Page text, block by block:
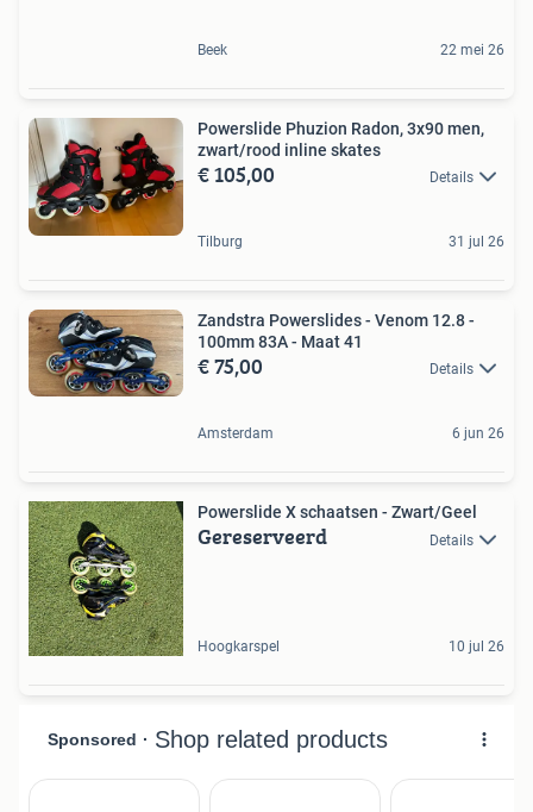
Beek 22 mei 26
Powerslide Phuzion Radon, 3x90 men,
zwart/rood inline skates
€ 105,00 Details
Tilburg 31 jul 26
Zandstra Powerslides - Venom 12.8 -
100mm 83A - Maat 41
€ 75,00 Details
Amsterdam 6 jun 26
Powerslide X schaatsen - Zwart/Geel
Gereserveerd Details
Hoogkarspel 10 jul 26